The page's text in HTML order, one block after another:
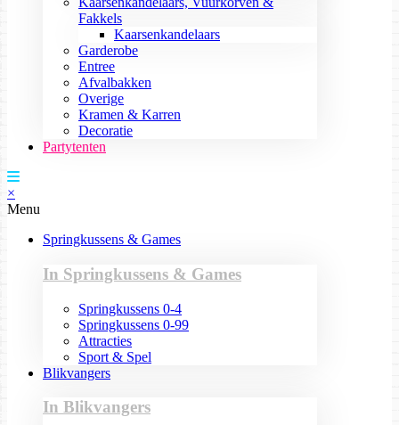
Fakkels
Kaarsenkandelaars
Garderobe
Entree
Afvalbakken
Overige
Kramen & Karren
Decoratie
Partytenten
×
Menu
Springkussens & Games
In Springkussens & Games
Springkussens 0-4
Springkussens 0-99
Attracties
Sport & Spel
Blikvangers
In Blikvangers